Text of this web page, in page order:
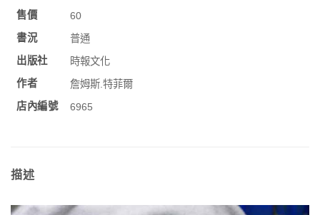
售價
60
書況
普通
出版社
時報文化
作者
詹姆斯.特菲爾
店內編號
6965
描述